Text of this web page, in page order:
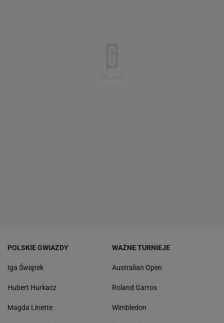
POLSKIE GWIAZDY
Iga Świątek
Hubert Hurkacz
Magda Linette
WAŻNE TURNIEJE
Australian Open
Roland Garros
Wimbledon